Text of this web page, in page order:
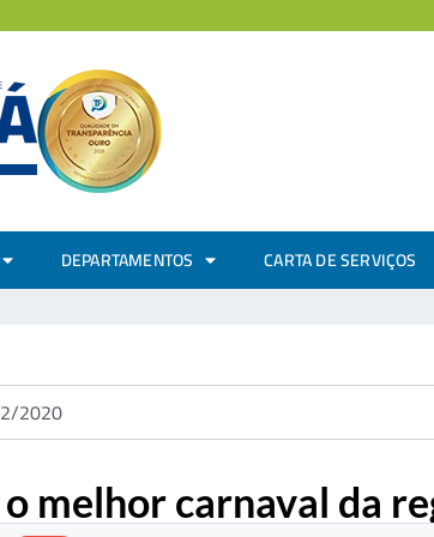
DEPARTAMENTOS CARTA DE SERVIÇOS
2020
melhor carnaval da